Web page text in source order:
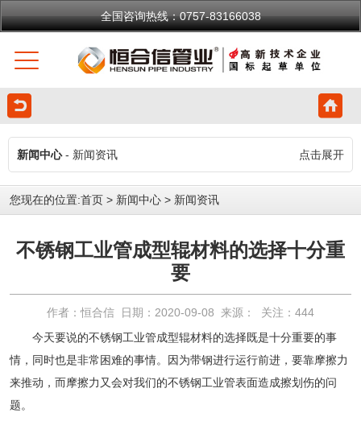
全国咨询热线：0757-83166038
新闻中心- 新闻资讯 点击展开
您现在的位置:首页 > 新闻中心 > 新闻资讯
不锈钢工业管成型辊材料的选择十分重
要
作者：恒合信 日期：2020-09-08 来源： 关注： 444
今天要说的不锈钢工业管成型辊材料的选择既是十分重要的事
情，同时也是非常困难的事情。因为带钢进行运行前进，要靠摩擦力
来推动，而摩擦力又会对我们的不锈钢工业管表面造成擦划伤的问
题。